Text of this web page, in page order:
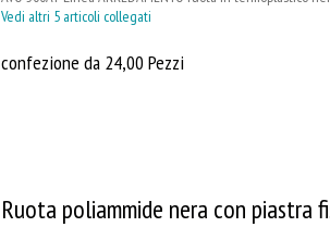
Vedi altri 5 articoli collegati
confezione da 24,00 Pezzi
Ruota poliammide nera con piastra